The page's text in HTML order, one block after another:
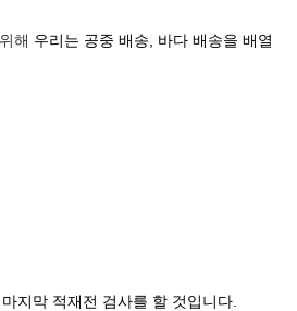
해 우리는 공중 배송, 바다 배송을 배열
지막 적재전 검사를 할 것입니다.